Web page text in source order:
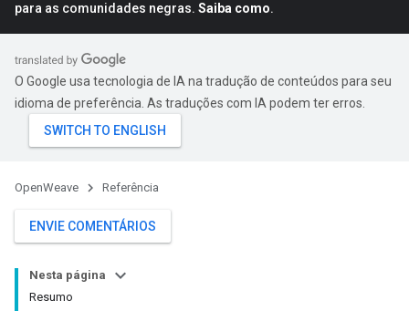
para as comunidades negras. Saiba como.
O Google usa tecnologia de IA na tradução de conteúdos para seu
idioma de preferência. As traduções com IA podem ter erros.
OpenWeave Referência
ENVIE COMENTÁRIOS
Nesta página
Resumo